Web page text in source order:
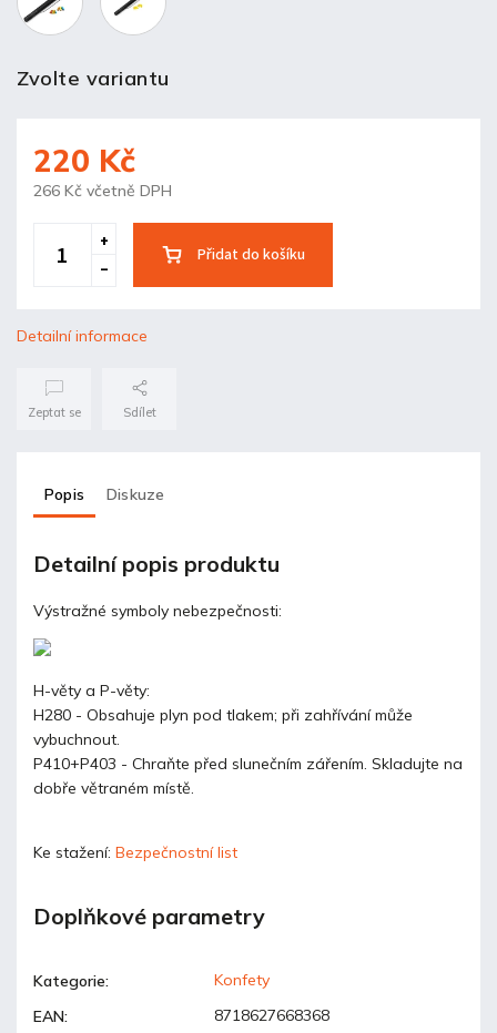
Zvolte variantu
220 Kč
266 Kč včetně DPH
Přidat do košíku
Detailní informace
Zeptat se Sdílet
Popis Diskuze
Detailní popis produktu
Výstražné symboly nebezpečnosti:
H-věty a P-věty:
H280 - Obsahuje plyn pod tlakem; při zahřívání může
vybuchnout.
P410+P403 - Chraňte před slunečním zářením. Skladujte na
dobře větraném místě.
Ke stažení: Bezpečnostní list
Doplňkové parametry
Kategorie:
Konfety
EAN: 8718627668368